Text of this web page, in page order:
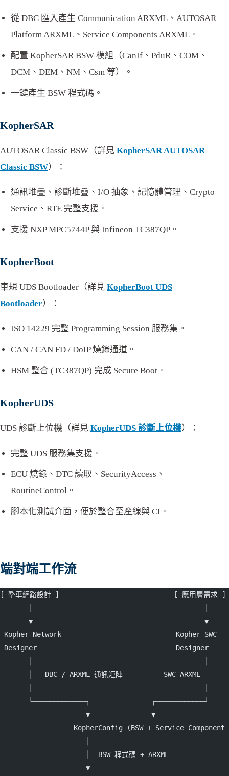
從 DBC 匯入產生 Communication ARXML、AUTOSAR
Platform ARXML、Service Components ARXML。
配置 KopherSAR BSW 模組（CanIf、PduR、COM、
DCM、DEM、NM、Csm 等）。
一鍵產生 BSW 程式碼。
KopherSAR
AUTOSAR Classic BSW（詳見 KopherSAR AUTOSAR
Classic BSW）：
通訊堆疊、診斷堆疊、I/O 抽象、記憶體管理、Crypto
Service、RTE 完整支援。
支援 NXP MPC5744P 與 Infineon TC387QP。
KopherBoot
車規 UDS Bootloader（詳見 KopherBoot UDS
Bootloader）：
ISO 14229 完整 Programming Session 服務集。
CAN / CAN FD / DoIP 燒錄通道。
HSM 整合 (TC387QP) 完成 Secure Boot。
KopherUDS
UDS 診斷上位機（詳見 KopherUDS 診斷上位機）：
完整 UDS 服務集支援。
ECU 燒錄、DTC 讀取、SecurityAccess、
RoutineControl。
腳本化測試介面，便於整合至產線與 CI。
端對端工作流
[ 整車網路設計 ]                            [ 應用層需求 ]
       ▼                                          ▼
Kopher Network                            Kopher SWC
Designer                                  Designer
       │   DBC / ARXML 通訊矩陣          SWC ARXML
       └─────────────┐               ┌────────────┘
                     ▼               ▼
KopherConfig (BSW + Service Component
                     │  BSW 程式碼 + ARXML
                     ▼